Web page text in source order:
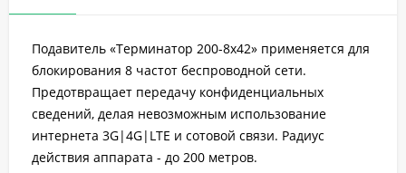
Подавитель «Терминатор 200-8х42» применяется для
блокирования 8 частот беспроводной сети.
Предотвращает передачу конфиденциальных
сведений, делая невозможным использование
интернета 3G|4G|LTE и сотовой связи. Радиус
действия аппарата - до 200 метров.